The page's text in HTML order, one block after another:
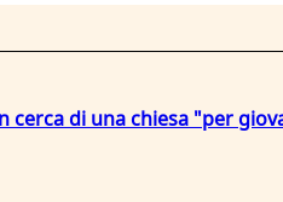
cerca di una chiesa "per